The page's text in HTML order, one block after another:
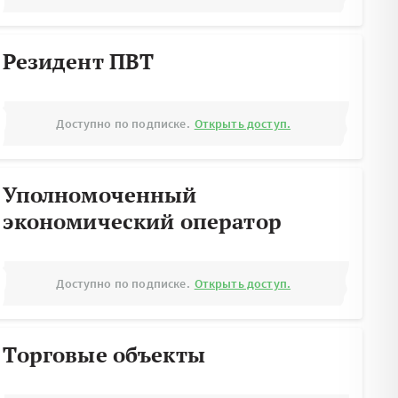
Резидент ПВТ
Доступно по подписке. Открыть доступ.
Уполномоченный
экономический оператор
Доступно по подписке. Открыть доступ.
Торговые объекты